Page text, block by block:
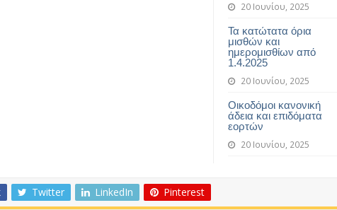
20 Ιουνίου, 2025
Τα κατώτατα όρια
μισθών και
ημερομισθίων από
1.4.2025
20 Ιουνίου, 2025
Οικοδόμοι κανονική
άδεια και επιδόματα
εορτών
20 Ιουνίου, 2025
Twitter LinkedIn Pinterest